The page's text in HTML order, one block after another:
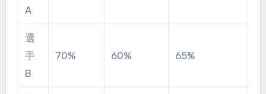
A
選
手
B
70% 60% 65%